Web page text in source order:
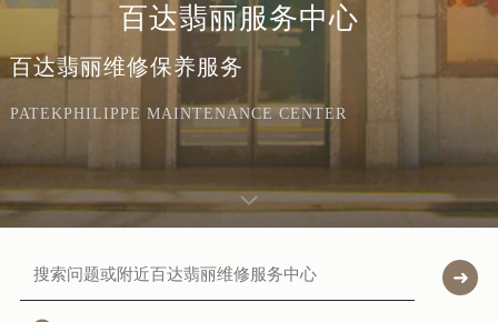
百达翡丽服务中心
百达翡丽维修保养服务
PATEKPHILIPPE MAINTENANCE CENTER